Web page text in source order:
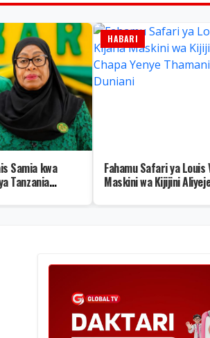
Samia kwa
Tanzania
HABARI
Fahamu Safari ya
Maskini wa Kijijini